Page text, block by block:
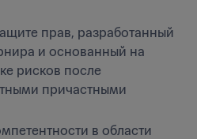
прав, разработанный
и основанный на
рисков после
причастными
в области